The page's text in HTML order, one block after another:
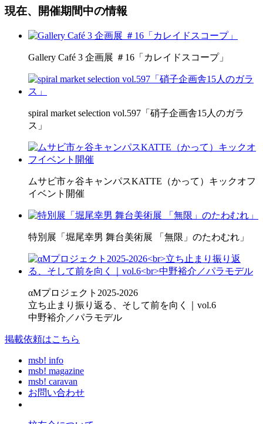
現在、開催期間中の情報
Gallery Café 3 企画展 ＃16「カレイドスコープ」
spiral market selection vol.597「硝子企画舎15人のガラ
ス」
ムサビ市ヶ谷キャンパスKATTE（かって）キックオフ
イベント開催
特別展「堀尾幸男 舞台美術展 「無限」のたわむれ」
αMプロジェクト2025-2026
立ち止まり振り返る、そして前を向く｜vol.6
中野裕介／パラモデル
掲載依頼はこちら
msb! info
msb! magazine
msb! caravan
お問い合わせ